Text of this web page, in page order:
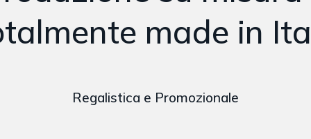
made in
Regalistica e Promozionale